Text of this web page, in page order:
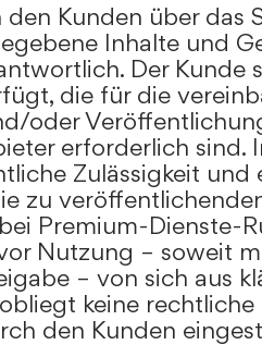
Kunden über das
Inhalte und
Der Kunde
die für die
oder
erforderlich sind.
Zulässigkeit
zu
Premium-Dienste-
Nutzung – soweit
– von sich aus
keine
den Kunden